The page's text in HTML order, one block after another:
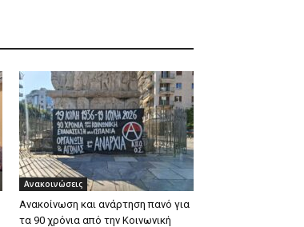
Ανακοινώσεις
Ανακοίνωση και ανάρτηση πανό για
τα 90 χρόνια από την Κοινωνική